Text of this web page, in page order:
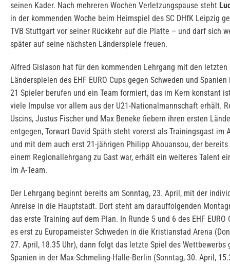
seinen Kader. Nach mehreren Wochen Verletzungspause steht
in der kommenden Woche beim Heimspiel des SC DHfK Leipzig
TVB Stuttgart vor seiner Rückkehr auf die Platte – und darf sich
später auf seine nächsten Länderspiele freuen.
Alfred Gislason hat für den kommenden Lehrgang mit den letzten
Länderspielen des EHF EURO Cups gegen Schweden und
21 Spieler berufen und ein Team formiert, das im Kern konstant
viele Impulse vor allem aus der U21-Nationalmannschaft erhält.
Uscins, Justus Fischer und Max Beneke fiebern ihren ersten
entgegen, Torwart David Späth steht vorerst als Trainingsgast im
und mit dem auch erst 21-jährigen Philipp Ahouansou, der
einem Regionallehrgang zu Gast war, erhält ein weiteres Talent
im A-Team.
Der Lehrgang beginnt bereits am Sonntag, 23. April, mit der
Anreise in die Hauptstadt. Dort steht am darauffolgenden
das erste Training auf dem Plan. In Runde 5 und 6 des EHF EURO
es erst zu Europameister Schweden in die Kristianstad Arena
27. April, 18.35 Uhr), dann folgt das letzte Spiel des Wettbewerbs
Spanien in der Max-Schmeling-Halle-Berlin (Sonntag, 30. April,